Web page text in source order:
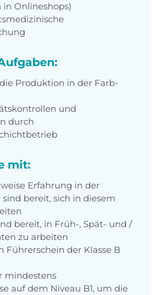
Onlineshops)
Produktion in der Farb-
und
durch
mit:
Erfahrung in der
bereit, sich in diesem
bereit, in Früh-, Spät- und /
zu arbeiten
Führerschein der Klasse B
mindestens
auf dem Niveau B1, um die